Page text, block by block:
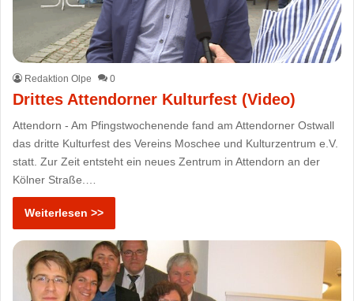
Redaktion Olpe 0
Drittes Attendorner Kulturfest (Video)
Attendorn - Am Pfingstwochenende fand am Attendorner Ostwall
das dritte Kulturfest des Vereins Moschee und Kulturzentrum e.V.
statt. Zur Zeit entsteht ein neues Zentrum in Attendorn an der
Kölner Straße.…
Weiterlesen >>